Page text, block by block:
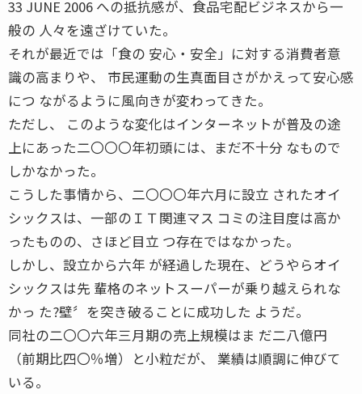
33 JUNE 2006 への抵抗感が、食品宅配ビジネスから一
般の 人々を遠ざけていた。
それが最近では「食の 安心・安全」に対する消費者意
識の高まりや、 市民運動の生真面目さがかえって安心感
につ ながるように風向きが変わってきた。
ただし、 このような変化はインターネットが普及の途
上にあった二〇〇〇年初頭には、まだ不十分 なもので
しかなかった。
こうした事情から、二〇〇〇年六月に設立 されたオイ
シックスは、一部のＩＴ関連マス コミの注目度は高か
ったものの、さほど目立 つ存在ではなかった。
しかし、設立から六年 が経過した現在、どうやらオイ
シックスは先 輩格のネットスーパーが乗り越えられな
かっ た?壁〞を突き破ることに成功した ようだ。
同社の二〇〇六年三月期の売上規模はま だ二八億円
（前期比四〇％増）と小粒だが、 業績は順調に伸びて
いる。